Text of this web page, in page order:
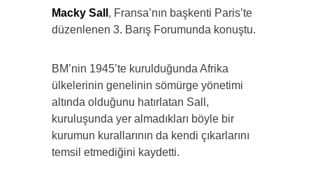
Macky Sall , Fransa’nın başkenti Paris’te
düzenlenen 3. Barış Forumunda konuştu.
BM’nin 1945’te kurulduğunda Afrika
ülkelerinin genelinin sömürge yönetimi
altında olduğunu hatırlatan Sall,
kuruluşunda yer almadıkları böyle bir
kurumun kurallarının da kendi çıkarlarını
temsil etmediğini kaydetti.